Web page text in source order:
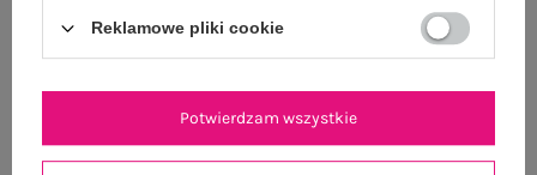
Reklamowe pliki cookie
Potwierdzam wszystkie